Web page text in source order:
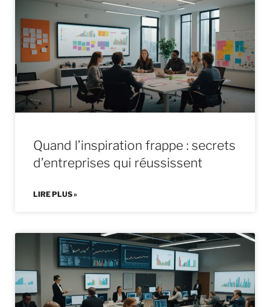
Quand l’inspiration frappe : secrets
d’entreprises qui réussissent
LIRE PLUS »